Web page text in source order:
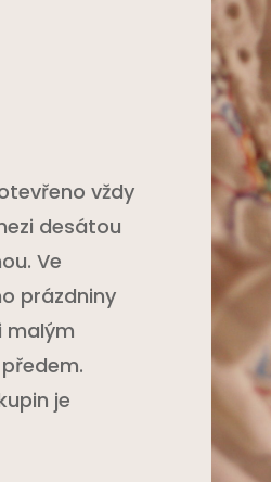
vždy
desátou
Ve
prázdniny
malým
je